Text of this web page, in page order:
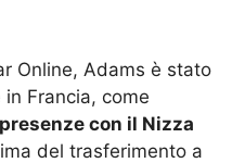
Online, Adams è stato
Francia, come
con il Nizza
del trasferimento a